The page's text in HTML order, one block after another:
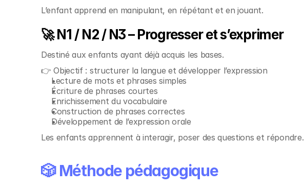
L’enfant apprend en manipulant, en répétant et en jouant.
🚀 N1 / N2 / N3 – Progresser et s’exprimer
Destiné aux enfants ayant déjà acquis les bases.
👉 Objectif : structurer la langue et développer l’expression
Lecture de mots et phrases simples
Écriture de phrases courtes
Enrichissement du vocabulaire
Construction de phrases correctes
Développement de l’expression orale
Les enfants apprennent à interagir, poser des questions et répondre.
🎲 Méthode pédagogique